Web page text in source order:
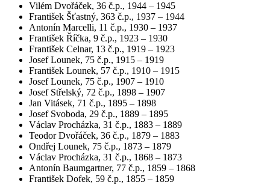
Vilém Dvořáček, 36 č.p., 1944 – 1945
František Šťastný, 363 č.p., 1937 – 1944
Antonín Marcelli, 11 č.p., 1930 – 1937
František Říčka, 9 č.p., 1923 – 1930
František Celnar, 13 č.p., 1919 – 1923
Josef Lounek, 75 č.p., 1915 – 1919
František Lounek, 57 č.p., 1910 – 1915
Josef Lounek, 75 č.p., 1907 – 1910
Josef Střelský, 72 č.p., 1898 – 1907
Jan Vitásek, 71 č.p., 1895 – 1898
Josef Svoboda, 29 č.p., 1889 – 1895
Václav Procházka, 31 č.p., 1883 – 1889
Teodor Dvořáček, 36 č.p., 1879 – 1883
Ondřej Lounek, 75 č.p., 1873 – 1879
Václav Procházka, 31 č.p., 1868 – 1873
Antonín Baumgartner, 77 č.p., 1859 – 1868
František Dofek, 59 č.p., 1855 – 1859